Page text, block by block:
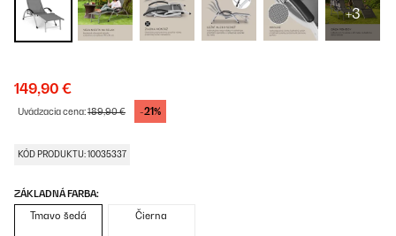
+3
149,90 €
Uvádzacia cena:189,90 € -21%
KÓD PRODUKTU: 10035337
ZÁKLADNÁ FARBA:
Tmavo šedá Čierna